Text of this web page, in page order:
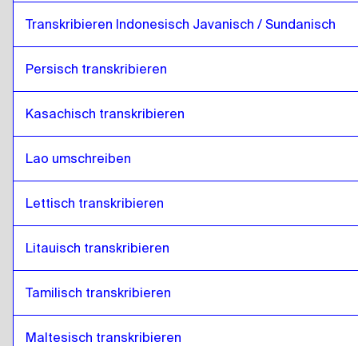
Transkribieren Indonesisch Javanisch / Sundanisch
Persisch transkribieren
Kasachisch transkribieren
Lao umschreiben
Lettisch transkribieren
Litauisch transkribieren
Tamilisch transkribieren
Maltesisch transkribieren